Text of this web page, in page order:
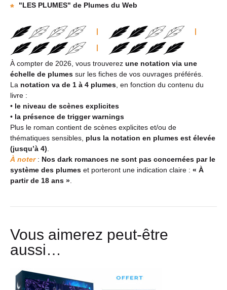
* "LES PLUMES" de Plumes du Web
|
|
|
À compter de 2026, vous trouverez une notation via une
échelle de plumes sur les fiches de vos ouvrages préférés.
La notation va de 1 à 4 plumes , en fonction du contenu du
livre :
• le niveau de scènes explicites
• la présence de trigger warnings
Plus le roman contient de scènes explicites et/ou de
thématiques sensibles, plus la notation en plumes est élevée
(jusqu’à 4)
À noter: Nos dark romances ne sont pas concernées par le
système des plumes et porteront une indication claire : « À
partir de 18 ans »
Vous aimerez peut-être
aussi…